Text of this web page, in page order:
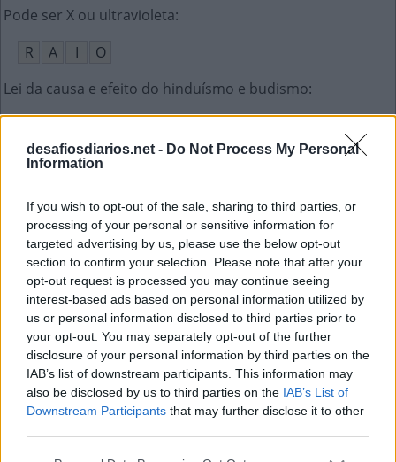
desafiosdiarios.net - Do Not Process My Personal
Information
If you wish to opt-out of the sale, sharing to third parties, or
processing of your personal or sensitive information for
targeted advertising by us, please use the below opt-out
section to confirm your selection. Please note that after your
opt-out request is processed you may continue seeing
interest-based ads based on personal information utilized by
us or personal information disclosed to third parties prior to
your opt-out. You may separately opt-out of the further
disclosure of your personal information by third parties on the
IAB’s list of downstream participants. This information may
also be disclosed by us to third parties on the IAB’s List of
Downstream Participants that may further disclose it to other
Pode ser X ou ultravioleta:
R
A I
O
Lei da causa e efeito do hinduísmo e budismo:
Sigla da instituição de ensino ligada à DCTA
I
A
Reino mágico de livro e filme:
O
Z
Moeda usada no Camboja:
R
I E
L
O nome da asinha do avião:
A
L E T
A
Costumam ser vendidas junto com vassouras